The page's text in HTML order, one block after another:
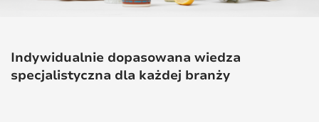
Indywidualnie dopasowana wiedza
specjalistyczna dla każdej branży